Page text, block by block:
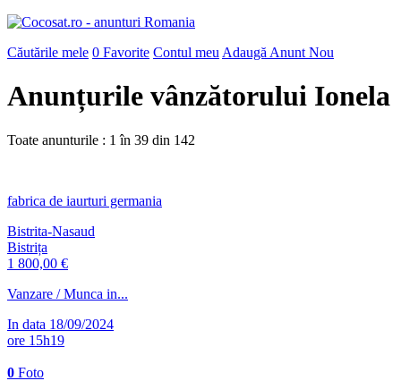
Căutările mele 0 Favorite Contul meu Adaugă Anunt Nou
Anunțurile vânzătorului Ionela
Toate anunturile : 1 în 39 din 142
fabrica de iaurturi germania
Bistrita-Nasaud
Bistrița
1 800,00 €
Vanzare / Munca in...
In data 18/09/2024
ore 15h19
0 Foto